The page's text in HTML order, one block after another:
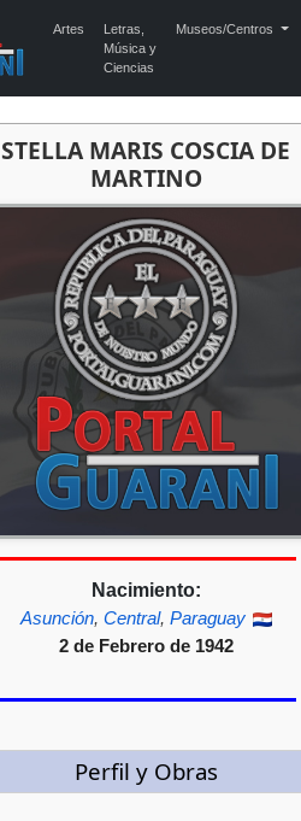
Artes
Letras,
Música y
Ciencias
Museos/Centros
STELLA MARIS COSCIA DE
MARTINO
Nacimiento:
Asunción, Central, Paraguay
2 de Febrero de 1942
Perfil y Obras